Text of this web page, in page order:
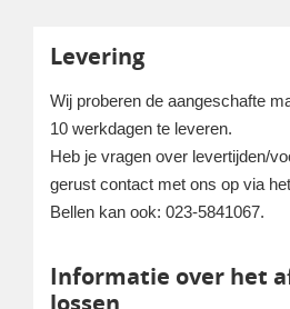
Levering
Wij proberen de aangeschafte
10 werkdagen te leveren.
Heb je vragen over levertijden/
gerust contact met ons op via het
Bellen kan ook: 023-5841067.
Informatie over het
lossen